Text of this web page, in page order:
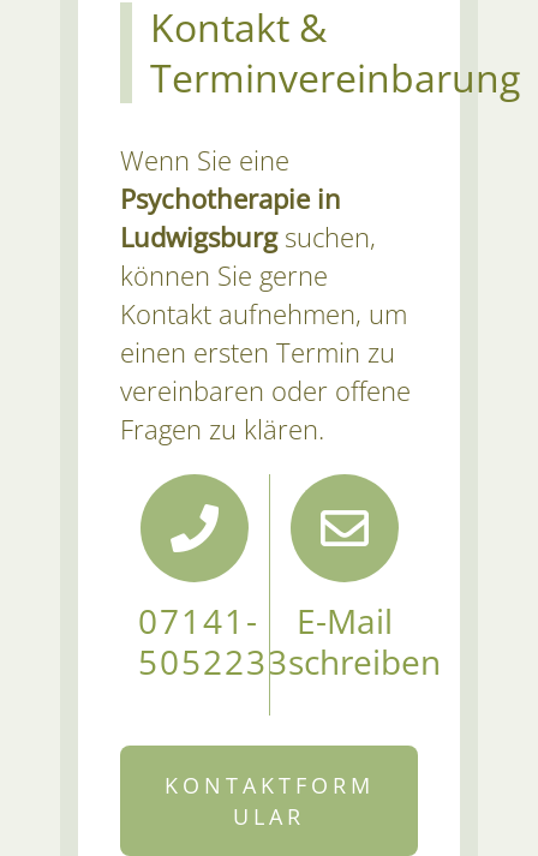
Kontakt &
Terminvereinbarung
Wenn Sie eine
Psychotherapie in
Ludwigsburgsuchen,
können Sie gerne
Kontakt aufnehmen, um
einen ersten Termin zu
vereinbaren oder offene
Fragen zu klären.
07141-
5052233
E-Mail
schreiben
KONTAKTFORM
ULAR